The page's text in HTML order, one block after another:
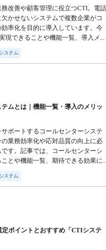
改善や顧客管理に役立つCTI。電
かせないシステムで複数企業がコ
率化を目的に導入しています。今
現できることや機能一覧、導入メ...
ステム
ムとは｜機能一覧・導入のメリッ
ポートするコールセンターシステ
業務効率化や応対品質の向上に必
す。記事では、コールセンターシ
とや機能一覧、期待できる効果に
ステム
ポイントとおすすめ「CTIシステ